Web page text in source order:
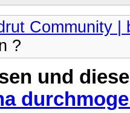
Community |
?
und